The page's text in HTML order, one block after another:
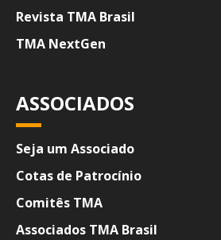
Revista TMA Brasil
TMA NextGen
ASSOCIADOS
Seja um Associado
Cotas de Patrocínio
Comitês TMA
Associados TMA Brasil